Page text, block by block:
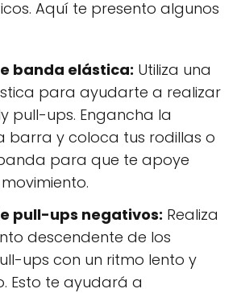
Aquí te presento algunos
banda elástica: Utiliza una
para ayudarte a realizar
pull-ups. Engancha la
barra y coloca tus rodillas o
para que te apoye
pull-ups negativos: Realiza
descendente de los
ups con un ritmo lento y
Esto te ayudará a